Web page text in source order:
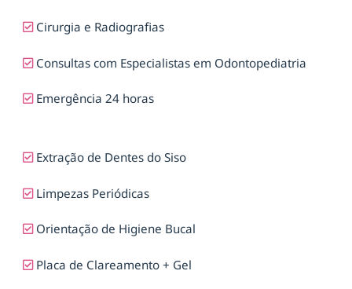
Cirurgia e Radiografias
Consultas com Especialistas em Odontopediatria
Emergência 24 horas
Extração de Dentes do Siso
Limpezas Periódicas
Orientação de Higiene Bucal
Placa de Clareamento + Gel